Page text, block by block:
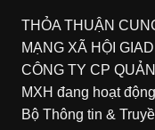
THỎA THUẬN
MẠNG XÃ HỘI
CÔNG TY CP
MXH đang hoạt
Bộ Thông tin &